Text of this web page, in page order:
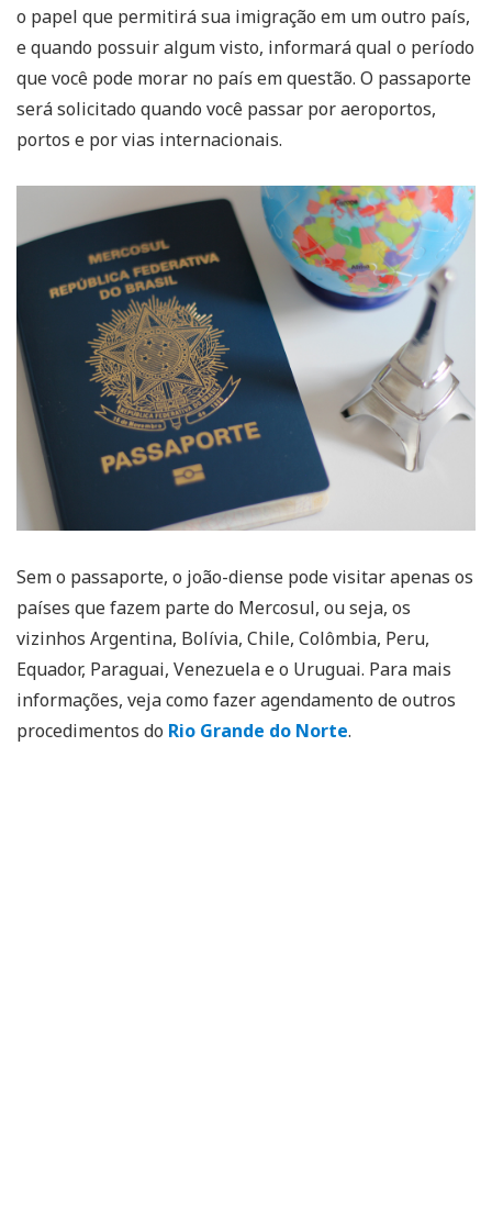
o papel que permitirá sua imigração em um outro país,
e quando possuir algum visto, informará qual o período
que você pode morar no país em questão. O passaporte
será solicitado quando você passar por aeroportos,
portos e por vias internacionais.
Sem o passaporte, o joão-diense pode visitar apenas os
países que fazem parte do Mercosul, ou seja, os
vizinhos Argentina, Bolívia, Chile, Colômbia, Peru,
Equador, Paraguai, Venezuela e o Uruguai. Para mais
informações, veja como fazer agendamento de outros
procedimentos do Rio Grande do Norte.